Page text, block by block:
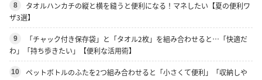
8
タオルハンカチの縦と横を縫うと便利になる！マネしたい【夏の便利ワ
ザ3選】
9
「チャック付き保存袋」と「タオル2枚」を組み合わせると…「快適だ
わ」「持ち歩きたい」【便利な活用術】
10
ペットボトルのふたを2つ組み合わせると「小さくて便利」「収納しや